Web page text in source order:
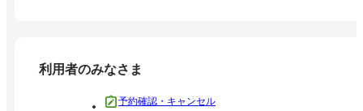
利用者のみなさま
予約確認・キャンセル